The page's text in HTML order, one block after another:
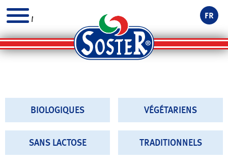
MENU FR
BIOLOGIQUES VÉGÉTARIENS
SANS LACTOSE TRADITIONNELS